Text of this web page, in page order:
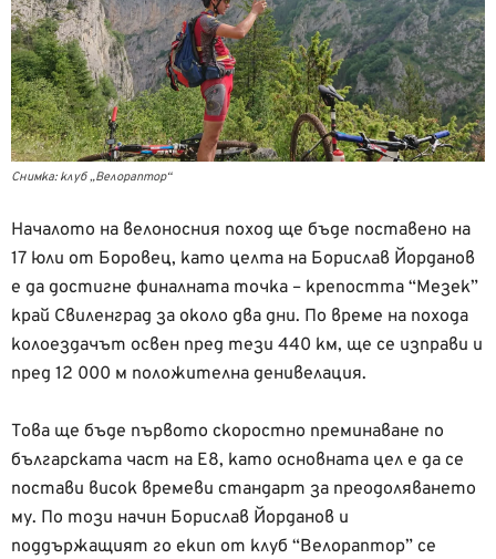
Снимка: клуб „Велораптор“
Началото на велоносния поход ще бъде поставено на
17 юли от Боровец, като целта на Борислав Йорданов
е да достигне финалната точка – крепостта “Мезек”
край Свиленград за около два дни. По време на похода
колоездачът освен пред тези 440 км, ще се изправи и
пред 12 000 м положителна денивелация.
Това ще бъде първото скоростно преминаване по
българската част на Е8, като основната цел е да се
постави висок времеви стандарт за преодоляването
му. По този начин Борислав Йорданов и
поддържащият го екип от клуб “Велораптор” се